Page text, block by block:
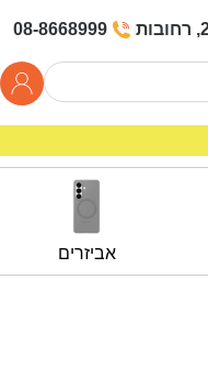
08-8668999
אביזרים